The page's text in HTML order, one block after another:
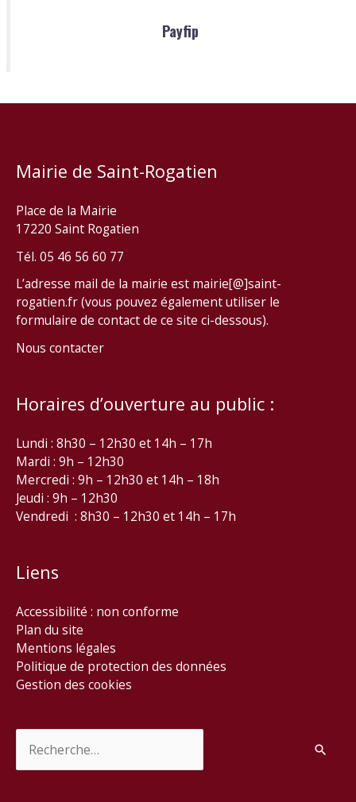
Payfip
Mairie de Saint-Rogatien
Place de la Mairie
17220 Saint Rogatien
Tél. 05 46 56 60 77
L’adresse mail de la mairie est mairie[@]saint-
rogatien.fr (vous pouvez également utiliser le
formulaire de contact de ce site ci-dessous).
Nous contacter
Horaires d’ouverture au public :
Lundi : 8h30 – 12h30 et 14h – 17h
Mardi : 9h – 12h30
Mercredi : 9h – 12h30 et 14h – 18h
Jeudi : 9h – 12h30
Vendredi : 8h30 – 12h30 et 14h – 17h
Liens
Accessibilité : non conforme
Plan du site
Mentions légales
Politique de protection des données
Gestion des cookies